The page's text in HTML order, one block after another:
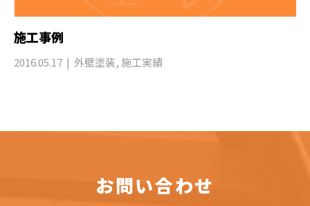
施工事例
2016.05.17 外壁塗装, 施工実績
お問い合わせ